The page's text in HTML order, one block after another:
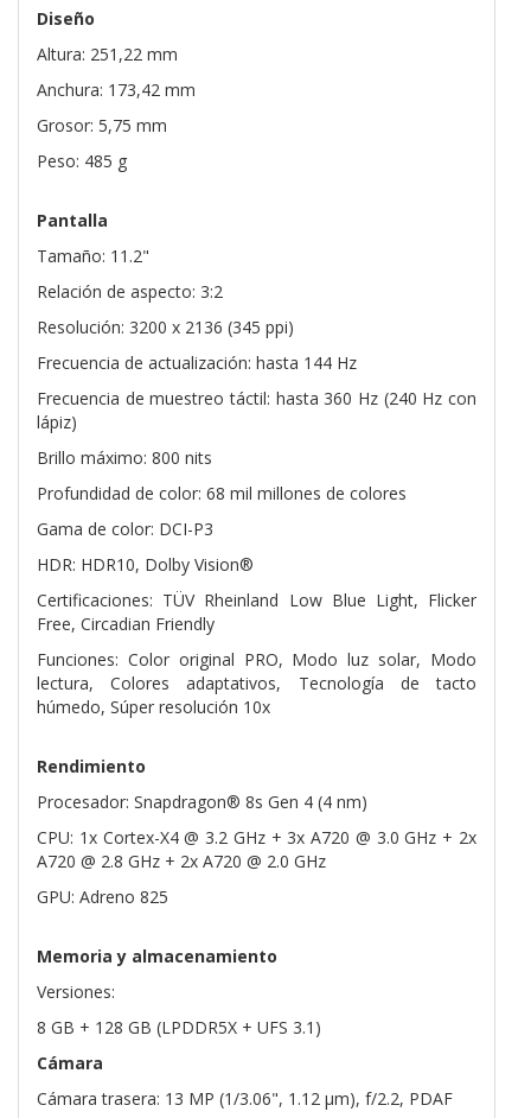
Diseño
Altura: 251,22 mm
Anchura: 173,42 mm
Grosor: 5,75 mm
Peso: 485 g
Pantalla
Tamaño: 11.2"
Relación de aspecto: 3:2
Resolución: 3200 x 2136 (345 ppi)
Frecuencia de actualización: hasta 144 Hz
Frecuencia de muestreo táctil: hasta 360 Hz (240 Hz con
lápiz)
Brillo máximo: 800 nits
Profundidad de color: 68 mil millones de colores
Gama de color: DCI-P3
HDR: HDR10, Dolby Vision®
Certificaciones: TÜV Rheinland Low Blue Light, Flicker
Free, Circadian Friendly
Funciones: Color original PRO, Modo luz solar, Modo
lectura, Colores adaptativos, Tecnología de tacto
húmedo, Súper resolución 10x
Rendimiento
Procesador: Snapdragon® 8s Gen 4 (4 nm)
CPU: 1x Cortex-X4 @ 3.2 GHz + 3x A720 @ 3.0 GHz + 2x
A720 @ 2.8 GHz + 2x A720 @ 2.0 GHz
GPU: Adreno 825
Memoria y almacenamiento
Versiones:
8 GB + 128 GB (LPDDR5X + UFS 3.1)
Cámara
Cámara trasera: 13 MP (1/3.06", 1.12 µm), f/2.2, PDAF